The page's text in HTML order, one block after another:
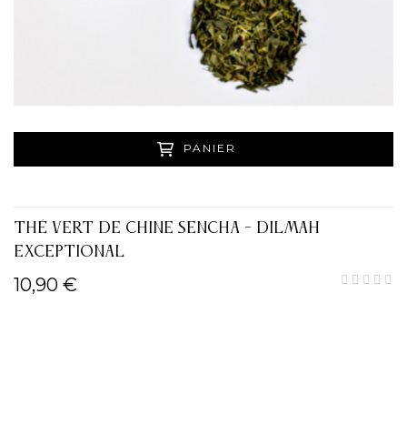
PANIER
THÉ VERT DE CHINE SENCHA - DILMAH
EXCEPTIONAL
10,90 €